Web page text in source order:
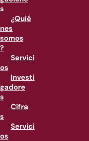
s
¿Quié
nes
somos
?
Servici
os
Investi
gadore
s
Cifra
s
Servici
os